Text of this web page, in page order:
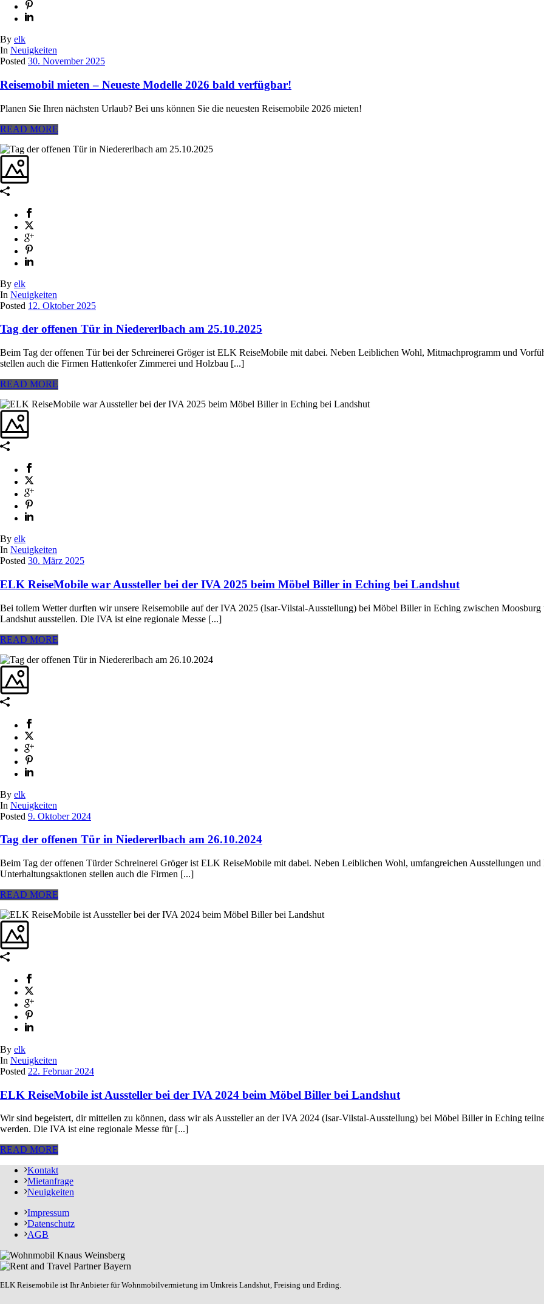
By elk
In Neuigkeiten
Posted 30. November 2025
Reisemobil mieten – Neueste Modelle 2026 bald verfügbar!
Planen Sie Ihren nächsten Urlaub? Bei uns können Sie die neuesten Reisemobile 2026 mieten!
READ MORE
By elk
In Neuigkeiten
Posted 12. Oktober 2025
Tag der offenen Tür in Niedererlbach am 25.10.2025
Beim Tag der offenen Tür bei der Schreinerei Gröger ist ELK ReiseMobile mit dabei. Neben Leiblichen Wohl, Mitmachprogramm und
stellen auch die Firmen Hattenkofer Zimmerei und Holzbau [...]
READ MORE
By elk
In Neuigkeiten
Posted 30. März 2025
ELK ReiseMobile war Aussteller bei der IVA 2025 beim Möbel Biller in Eching bei Landshut
Bei tollem Wetter durften wir unsere Reisemobile auf der IVA 2025 (Isar-Vilstal-Ausstellung) bei Möbel Biller in Eching zwischen Moosburg
Landshut ausstellen. Die IVA ist eine regionale Messe [...]
READ MORE
By elk
In Neuigkeiten
Posted 9. Oktober 2024
Tag der offenen Tür in Niedererlbach am 26.10.2024
Beim Tag der offenen Türder Schreinerei Gröger ist ELK ReiseMobile mit dabei. Neben Leiblichen Wohl, umfangreichen Ausstellungen und
Unterhaltungsaktionen stellen auch die Firmen [...]
READ MORE
By elk
In Neuigkeiten
Posted 22. Februar 2024
ELK ReiseMobile ist Aussteller bei der IVA 2024 beim Möbel Biller bei Landshut
Wir sind begeistert, dir mitteilen zu können, dass wir als Aussteller an der IVA 2024 (Isar-Vilstal-Ausstellung) bei Möbel Biller in Eching
werden. Die IVA ist eine regionale Messe für [...]
READ MORE
Kontakt
Mietanfrage
Neuigkeiten
Impressum
Datenschutz
AGB
ELK Reisemobile ist Ihr Anbieter für Wohnmobilvermietung im Umkreis Landshut, Freising und Erding.